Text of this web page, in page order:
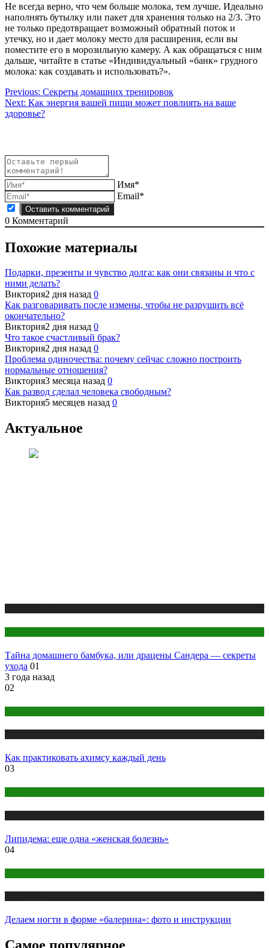
Не всегда верно, что чем больше молока, тем лучше. Идеально
наполнять бутылку или пакет для хранения только на 2/3. Это
не только предотвращает возможный обратный поток и
утечку, но и дает молоку место для расширения, если вы
поместите его в морозильную камеру. А как обращаться с ним
дальше, читайте в статье «Индивидуальный «банк» грудного
молока: как создавать и использовать?».
Навигация
по
Previous: Секреты домашних тренировок
Next: Как энергия вашей пищи может повлиять на ваше
здоровье?
Имя*
Email*
0 Комментарий
Похожие материалы
Подарки, презенты и чувство долга: как они связаны и что с
ними делать?
Виктория2 дня назад 0
Как разговаривать после измены, чтобы не разрушить всё
окончательно?
Виктория2 дня назад 0
Что такое счастливый брак?
Виктория2 дня назад 0
Проблема одиночества: почему сейчас сложно построить
нормальные отношения?
Виктория3 месяца назад 0
Как развод сделал человека свободным?
Виктория5 месяцев назад 0
Актуальное
Тайна домашнего бамбука, или драцены Сандера — секреты
ухода 01
3 года назад
02
Как практиковать ахимсу каждый день
03
Липидема: еще одна «женская болезнь»
04
Делаем ногти в форме «балерина»: фото и инструкции